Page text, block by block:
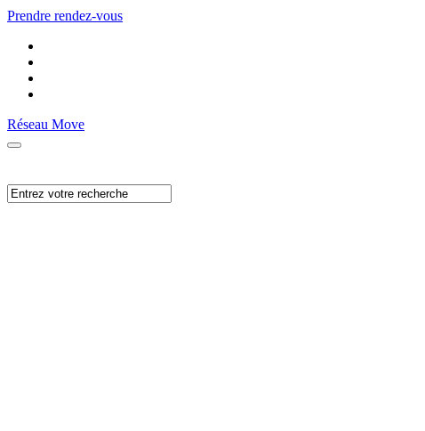
Prendre rendez-vous
Réseau Move